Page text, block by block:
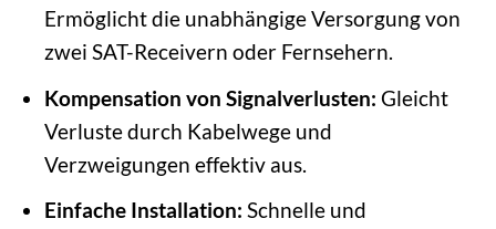
Ermöglicht die unabhängige Versorgung von
zwei SAT-Receivern oder Fernsehern.
Kompensation von Signalverlusten: Gleicht
Verluste durch Kabelwege und
Verzweigungen effektiv aus.
Einfache Installation: Schnelle und